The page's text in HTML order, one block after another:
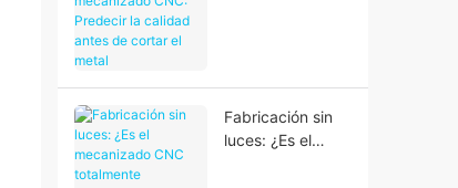
Fabricación sin
luces: ¿Es el